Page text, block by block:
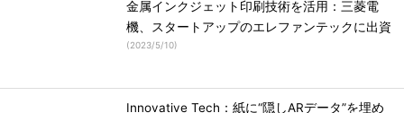
金属インクジェット印刷技術を活用：三菱電
機、スタートアップのエレファンテックに出資
(2023/5/10)
Innovative Tech：紙に“隠しARデータ”を埋め